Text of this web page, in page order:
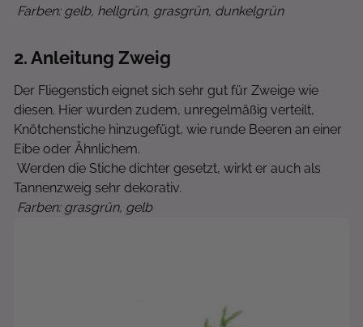
Farben: gelb, hellgrün, grasgrün, dunkelgrün
2. Anleitung Zweig
Der Fliegenstich eignet sich sehr gut für Zweige wie
diesen. Hier wurden zudem, unregelmäßig verteilt,
Knötchenstiche hinzugefügt, wie runde Beeren an einer
Eibe oder Ähnlichem.
Werden die Stiche dichter gesetzt, wirkt er auch als
Tannenzweig sehr dekorativ.
Farben: grasgrün, gelb